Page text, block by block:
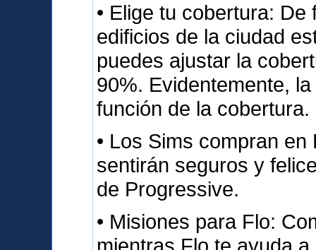
• Elige tu cobertura:
edificios de la ciudad
puedes ajustar la
90%. Evidentemente,
función de la cobertura.
• Los Sims compran
sentirán seguros y
de Progressive.
• Misiones para Flo: